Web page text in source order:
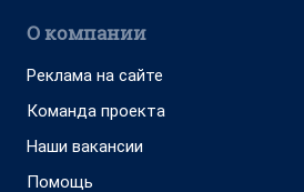
О компании
Реклама на сайте
Команда проекта
Наши вакансии
Помощь